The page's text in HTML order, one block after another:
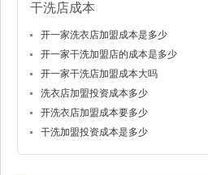
干洗店成本
开一家洗衣店加盟成本是多少
开一家干洗加盟店的成本是多少
开一家干洗店加盟成本大吗
洗衣店加盟投资成本多少
开洗衣店加盟成本要多少
干洗加盟投资成本是多少